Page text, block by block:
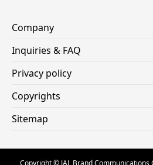
Company
Inquiries & FAQ
Privacy policy
Copyrights
Sitemap